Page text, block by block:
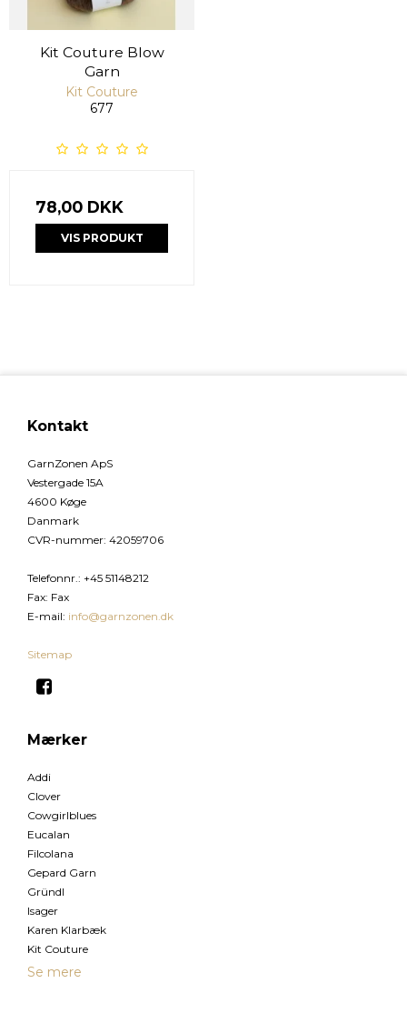
Kit Couture Blow
Garn
Kit Couture
677
78,00 DKK
VIS PRODUKT
Kontakt
GarnZonen ApS
Vestergade 15A
4600 Køge
Danmark
CVR-nummer: 42059706
Telefonnr. : +45 51148212
Fax: Fax
E-mail: info@garnzonen.dk
Sitemap
Mærker
Addi
Clover
Cowgirlblues
Eucalan
Filcolana
Gepard Garn
Gründl
Isager
Karen Klarbæk
Kit Couture
Se mere